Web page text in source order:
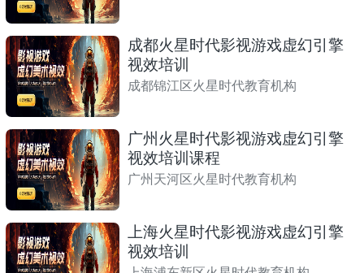
成都火星时代影视游戏虚幻引擎
视效培训
成都锦江区火星时代教育机构
广州火星时代影视游戏虚幻引擎
视效培训课程
广州天河区火星时代教育机构
上海火星时代影视游戏虚幻引擎
视效培训